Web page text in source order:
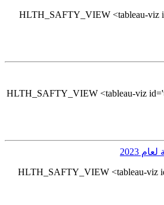
HLTH_SAFTY_VIEW <tableau-viz
HLTH_SAFTY_VIEW <tableau-viz
HLTH_SAFTY_VIEW <tableau-viz